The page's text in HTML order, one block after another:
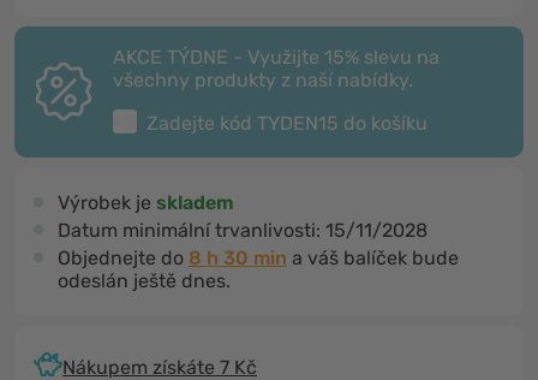
AKCE TÝDNE - Využijte 15% slevu na
všechny produkty z naší nabídky.
Zadejte kód TYDEN15 do košíku
Výrobek je skladem
Datum minimální trvanlivosti: 15/11/2028
Objednejte do 8 h 30 min a váš balíček bude
odeslán ještě dnes.
Nákupem získáte 7 Kč